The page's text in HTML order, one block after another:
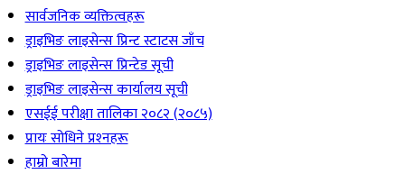
सार्वजनिक व्यक्तित्वहरू
ड्राइभिङ लाइसेन्स प्रिन्ट स्टाटस जाँच
ड्राइभिङ लाइसेन्स प्रिन्टेड सूची
ड्राइभिङ लाइसेन्स कार्यालय सूची
एसईई परीक्षा तालिका २०८२ (२०८५)
प्रायः सोधिने प्रश्‍नहरू
हाम्रो बारेमा